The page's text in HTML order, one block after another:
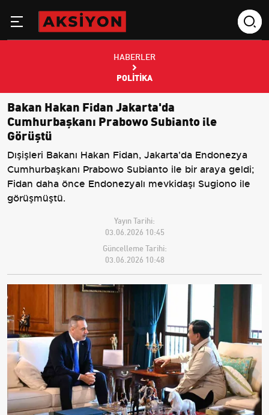
HABERLER
POLITIKA
Bakan Hakan Fidan Jakarta'da
Cumhurbaşkanı Prabowo Subianto ile
Görüştü
Dışişleri Bakanı Hakan Fidan, Jakarta'da Endonezya
Cumhurbaşkanı Prabowo Subianto ile bir araya geldi;
Fidan daha önce Endonezyalı mevkidaşı Sugiono ile
görüşmüştü.
Yayın Tarihi:
03.06.2026 10:45
Güncelleme Tarihi:
03.06.2026 10:48